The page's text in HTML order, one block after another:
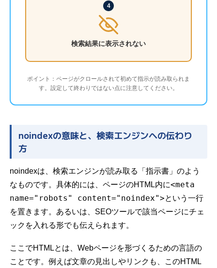
4
検索結果に表示されない
ポイント：ページがクロールされて初めて指示が読み取られま
す。設定して終わりではない点に注意してください。
noindexの意味と、検索エンジンへの伝わり
方
noindexは、検索エンジンが読み取る「指示書」のよう
なものです。具体的には、ページのHTML内に<meta
name="robots" content="noindex">という一行
を置きます。あるいは、SEOツールで該当ページにチェ
ックを入れる形でも伝えられます。
ここでHTMLとは、Webページを形づくるための言語の
ことです。例えば文章の見出しやリンクも、このHTML